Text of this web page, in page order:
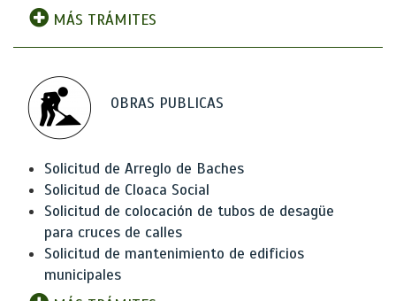
MÁS TRÁMITES
OBRAS PUBLICAS
Solicitud de Arreglo de Baches
Solicitud de Cloaca Social
Solicitud de colocación de tubos de desagüe
para cruces de calles
Solicitud de mantenimiento de edificios
municipales